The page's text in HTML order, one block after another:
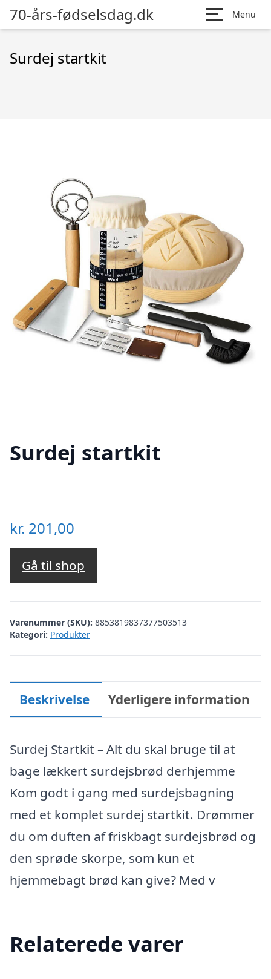
70-års-fødselsdag.dk Menu
Surdej startkit
Surdej startkit
kr. 201,00
Gå til shop
Varenummer (SKU): 8853819837377503513
Kategori: Produkter
Beskrivelse Yderligere information
Surdej Startkit – Alt du skal bruge til at
bage lækkert surdejsbrød derhjemme
Kom godt i gang med surdejsbagning
med et komplet surdej startkit. Drømmer
du om duften af friskbagt surdejsbrød og
den sprøde skorpe, som kun et
hjemmebagt brød kan give? Med v
Relaterede varer